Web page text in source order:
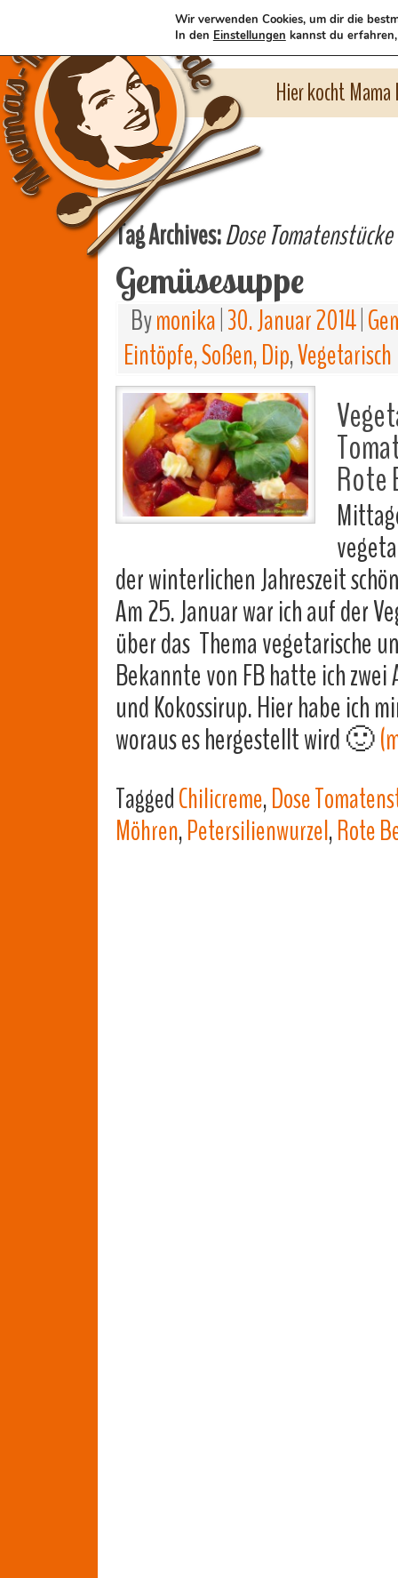
Hier kocht
Tag Archives:Dose Tomatenstücke
Gemüsesuppe
Bymonika 30. Januar 2014
Eintöpfe, Soßen, Dip,Vegetarisch
Rote
der winterlichen Jahreszeit
Am 25. Januar war ich auf der
über das Thema vegetarische
Bekannte von FB hatte ich
und Kokossirup. Hier habe ich
woraus es hergestellt wird 🙂
TaggedChilicreme,Dose
Möhren,Petersilienwurzel,Rote
Wir verwenden Cookies, um dir die
In den Einstellungen kannst du